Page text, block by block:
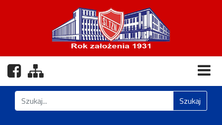
Nasz profil na Facebooku
Znajdź na stronie Szukaj